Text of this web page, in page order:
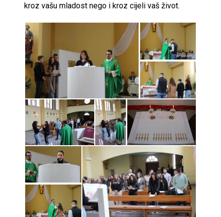
kroz vašu mladost nego i kroz cijeli vaš život.